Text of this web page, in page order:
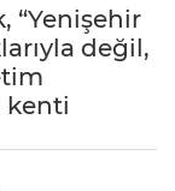
“Yenişehir
değil,
kenti